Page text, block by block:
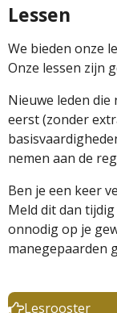
Lessen
We bieden onze
Onze lessen zijn
Nieuwe leden
eerst (zonder
nemen aan de
Ben je een keer
Meld dit dan
onnodig op je
manegepaarden
Lesrooster